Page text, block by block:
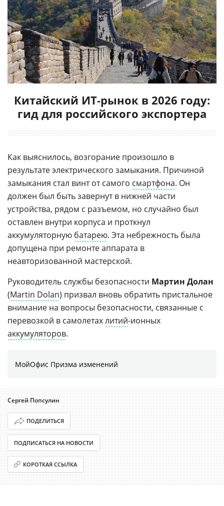
Китайский ИТ-рынок в 2026 году:
гид для российского экспортера
Как выяснилось, возгорание произошло в
результате электрического замыкания. Причиной
замыкания стал винт от самого смартфона. Он
должен был быть завернут в нижней части
устройства, рядом с разъемом, но случайно был
оставлен внутри корпуса и проткнул
аккумуляторную батарею. Эта небрежность была
допущена при ремонте аппарата в
неавторизованной мастерской.
Руководитель службы безопасности Мартин Долан
(Martin Dolan) призвал вновь обратить пристальное
внимание на вопросы безопасности, связанные с
перевозкой в самолетахлитий-ионных
аккумуляторов.
МойОфис Призма изменений
Сергей Попсулин
ПОДЕЛИТЬСЯ
ПОДПИСАТЬСЯ НА НОВОСТИ
КОРОТКАЯ ССЫЛКА